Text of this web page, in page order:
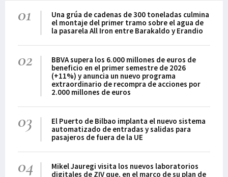
01
Una grúa de cadenas de 300 toneladas culmina
el montaje del primer tramo sobre el agua de
la pasarela All Iron entre Barakaldo y Erandio
02
BBVA supera los 6.000 millones de euros de
beneficio en el primer semestre de 2026
(+11%) y anuncia un nuevo programa
extraordinario de recompra de acciones por
2.000 millones de euros
03
El Puerto de Bilbao implanta el nuevo sistema
automatizado de entradas y salidas para
pasajeros de fuera de la UE
04
Mikel Jauregi visita los nuevos laboratorios
digitales de ZIV que, en el marco de su plan de